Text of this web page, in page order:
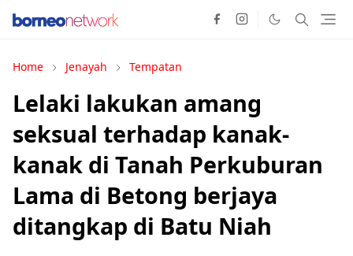
Home Jenayah Tempatan
Lelaki lakukan amang
seksual terhadap kanak-
kanak di Tanah Perkuburan
Lama di Betong berjaya
ditangkap di Batu Niah